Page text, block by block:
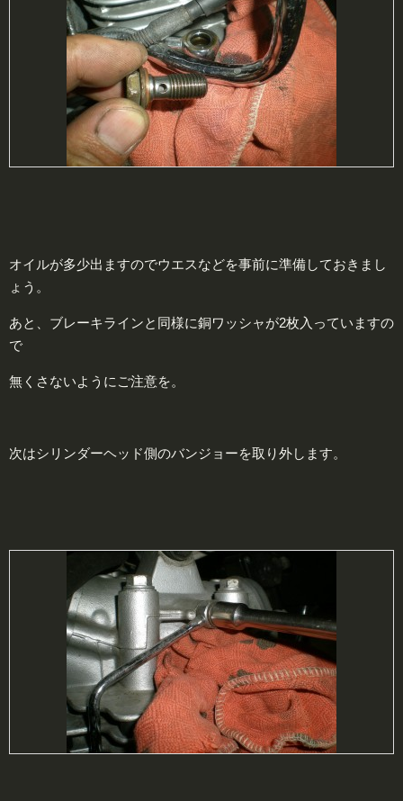
オイルが多少出ますのでウエスなどを事前に準備しておきまし
ょう。
あと、ブレーキラインと同様に銅ワッシャが2枚入っていますの
で
無くさないようにご注意を。
次はシリンダーヘッド側のバンジョーを取り外します。